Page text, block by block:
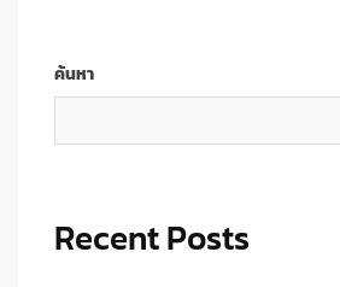
ค้นหา
Recent Posts